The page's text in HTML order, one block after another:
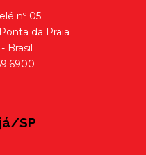
nº 05
da Praia
Brasil
SP